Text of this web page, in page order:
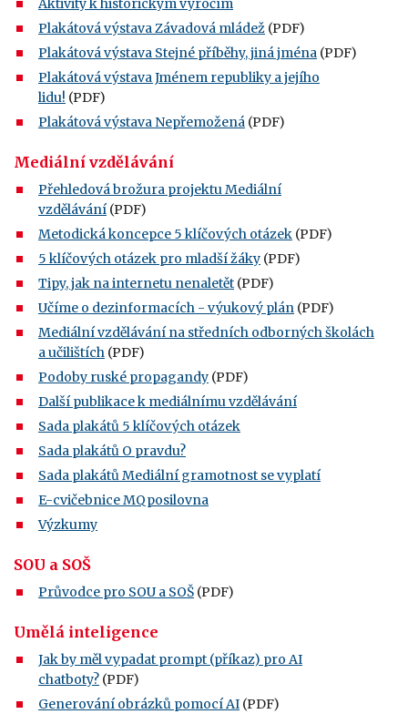
Aktivity k historickým výročím
Plakátová výstava Závadová mládež (PDF)
Plakátová výstava Stejné příběhy, jiná jména (PDF)
Plakátová výstava Jménem republiky a jejího
lidu! (PDF)
Plakátová výstava Nepřemožená (PDF)
Mediální vzdělávání
Přehledová brožura projektu Mediální
vzdělávání (PDF)
Metodická koncepce 5 klíčových otázek (PDF)
5 klíčových otázek pro mladší žáky (PDF)
Tipy, jak na internetu nenaletět (PDF)
Učíme o dezinformacích - výukový plán (PDF)
Mediální vzdělávání na středních odborných školách
a učilištích (PDF)
Podoby ruské propagandy (PDF)
Další publikace k mediálnímu vzdělávání
Sada plakátů 5 klíčových otázek
Sada plakátů O pravdu?
Sada plakátů Mediální gramotnost se vyplatí
E-cvičebnice MQposilovna
Výzkumy
SOU a SOŠ
Průvodce pro SOU a SOŠ (PDF)
Umělá inteligence
Jak by měl vypadat prompt (příkaz) pro AI
chatboty? (PDF)
Generování obrázků pomocí AI (PDF)